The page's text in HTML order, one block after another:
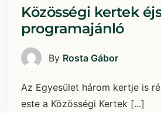
Közösségi kertek
programajánló
By Rosta Gábor
Az Egyesület három kertje is
este a Közösségi Kertek [...]